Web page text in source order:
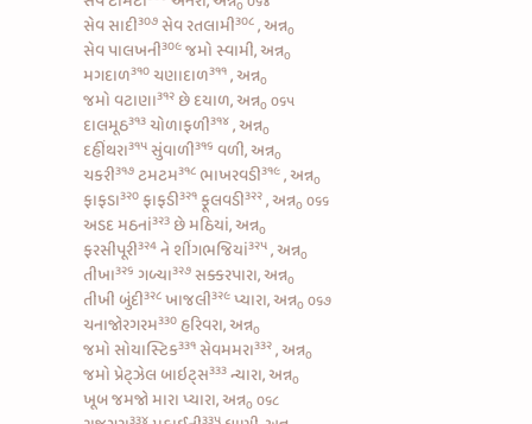
૦
સેવ સાદી૩૦૭ સેવ રતલામી૩૦૮ , અન્ન૦
સેવ પાલખની૩૦૯ જમો સ્વામી, અન્ન૦
મગદાળ૩૧૦ ચણાદાળ૩૧૧ , અન્ન૦
જમોવટાણા૩૧૨ છે દયાળ, અન્ન૦ ૦૬૫
દાલમૂઠ૩૧૩ ચોળાફળી૩૧૪ , અન્ન૦
દહીંથરા૩૧૫ સુંવાળી૩૧૬ વળી, અન્ન૦
ચકરી૩૧૭ ટમટમ૩૧૮ ભાખરવડી૩૧૯ , અન્ન૦
ફાફડા૩૨૦ ફાફડી૩૨૧ ફૂલવડી૩૨૨ , અન્ન૦ ૦૬૬
અડદ મઠનાં૩૨3 છે મઠિયાં, અન્ન૦
ફરસીપૂરી૩૨4 ને શીંગભજિયાં૩૨૫ , અન્ન૦
તીખા૩૨૬ ગળ્યા૩૨૭ સક્કરપારા, અન્ન૦
તીખી બુંદી૩૨૮ ખાજલી૩૨૯ પ્યારા, અન્ન૦ ૦૬૭
ચનાજોરગરમ૩૩૦ હરિવરા, અન્ન૦
જમોસોયાસ્ટિક૩૩૧ સેવમમરા૩૩૨ , અન્ન૦
જમોપ્રેટ્ઝેલ બાઇટ્સ૩૩૩ ન્યારા, અન્ન૦
ખૂબ જમજો મારા પ્યારા, અન્ન૦ ૦૬૮